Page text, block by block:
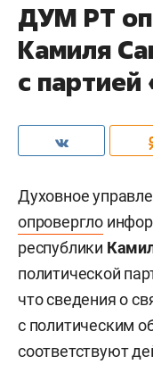
ДУМ РТ
Камиля
с
Духовное
опровергло
республики
политической
что сведения о
с политическим
соответствуют